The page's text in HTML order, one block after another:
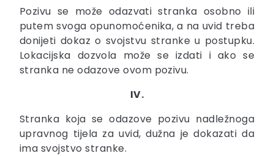
Pozivu se može odazvati stranka osobno ili
putem svoga opunomoćenika, a na uvid treba
donijeti dokaz o svojstvu stranke u postupku.
Lokacijska dozvola može se izdati i ako se
stranka ne odazove ovom pozivu.
IV.
Stranka koja se odazove pozivu nadležnoga
upravnog tijela za uvid, dužna je dokazati da
ima svojstvo stranke.